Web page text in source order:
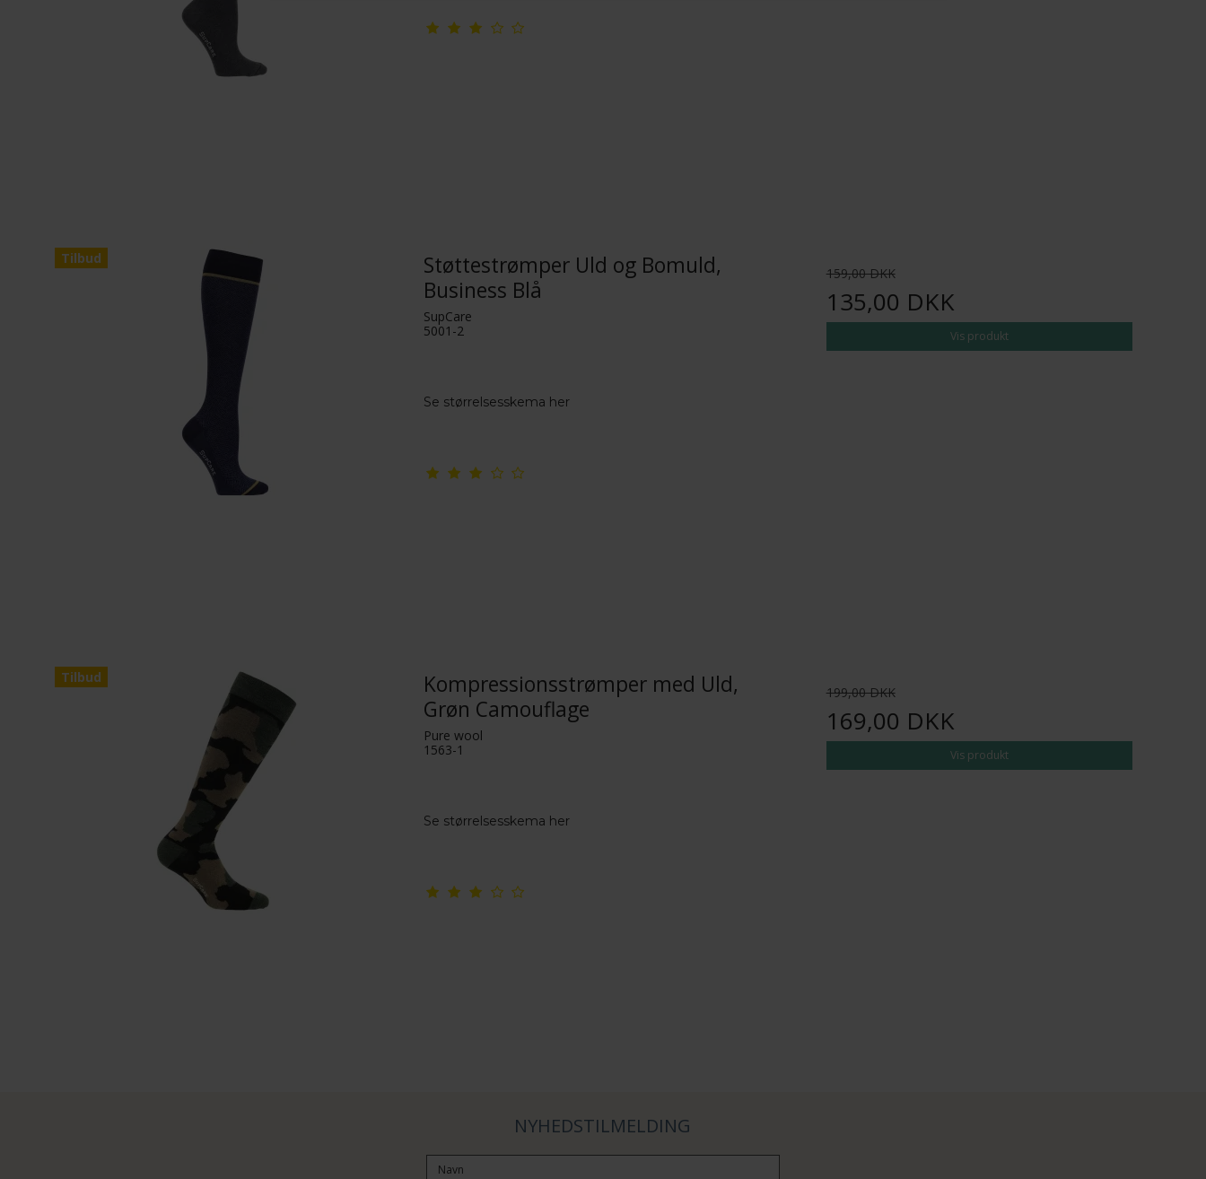
Tilbud
Støttestrømper Uld og Bomuld,
Business Blå
SupCare
5001-2
Se størrelsesskema her
159,00 DKK
135,00 DKK
Vis produkt
Tilbud
Kompressionsstrømper med Uld,
Grøn Camouflage
Pure wool
1563-1
Se størrelsesskema her
199,00 DKK
169,00 DKK
Vis produkt
NYHEDSTILMELDING